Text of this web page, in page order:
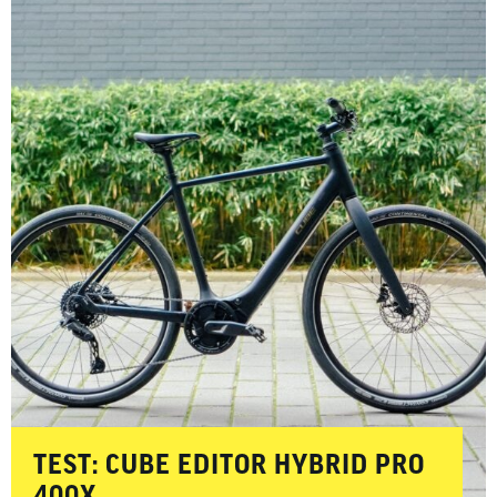
­­­TEST: CUBE EDITOR HYBRID PRO